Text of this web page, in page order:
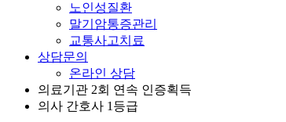
노인성질환
말기암통증관리
교통사고치료
상담문의
온라인 상담
의료기관 2회 연속 인증획득
의사 간호사 1등급